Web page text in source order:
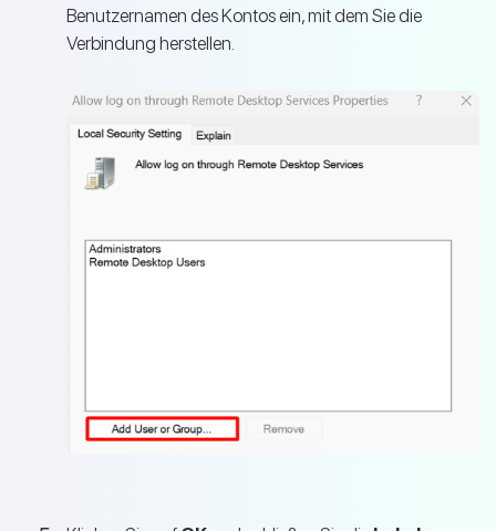
Benutzernamen des Kontos ein, mit dem Sie die
Verbindung herstellen.